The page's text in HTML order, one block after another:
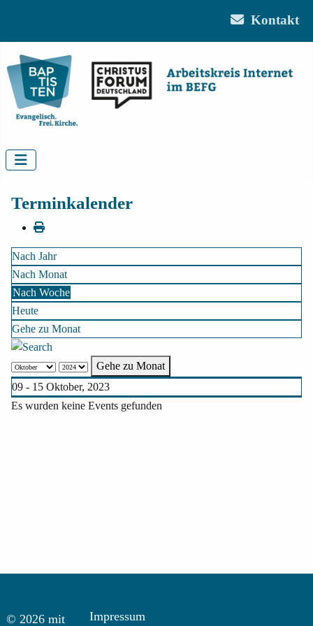
Kontakt
Terminkalender
Nach Jahr
Nach Monat
Nach Woche
Heute
Gehe zu Monat
Gehe zu Monat
09 - 15 Oktober, 2023
Es wurden keine Events gefunden
© 2026 mit Impressum